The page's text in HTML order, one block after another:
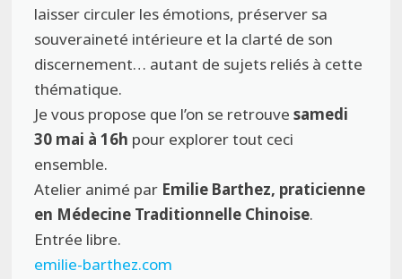
laisser circuler les émotions, préserver sa
souveraineté intérieure et la clarté de son
discernement… autant de sujets reliés à cette
thématique.
Je vous propose que l’on se retrouve samedi
30 mai à 16h pour explorer tout ceci
ensemble.
Atelier animé par Emilie Barthez, praticienne
en Médecine Traditionnelle Chinoise.
Entrée libre.
emilie-barthez.com